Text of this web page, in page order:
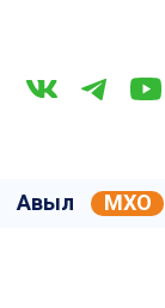
Авыл МХО